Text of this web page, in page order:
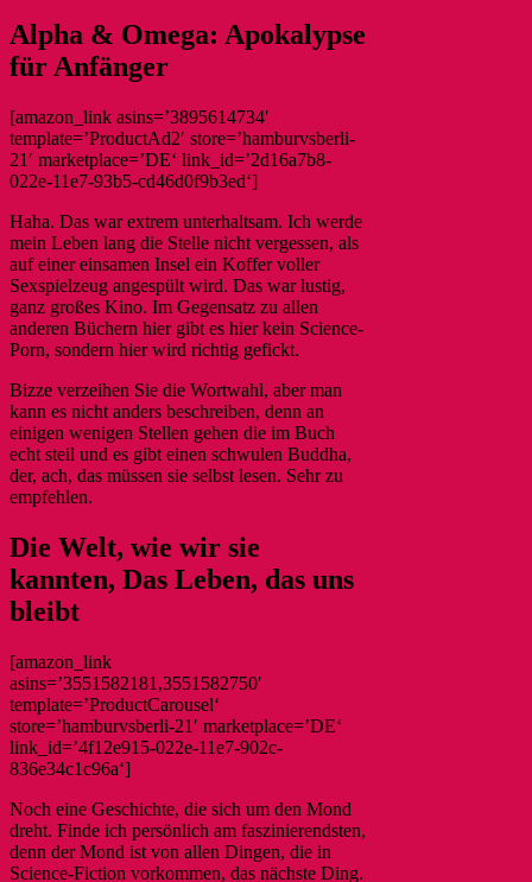
Alpha & Omega: Apokalypse
für Anfänger
[amazon_link asins=’3895614734′
template=’ProductAd2′ store=’hamburvsberli-
21′ marketplace=’DE‘ link_id=’2d16a7b8-
022e-11e7-93b5-cd46d0f9b3ed‘]
Haha. Das war extrem unterhaltsam. Ich werde
mein Leben lang die Stelle nicht vergessen, als
auf einer einsamen Insel ein Koffer voller
Sexspielzeug angespült wird. Das war lustig,
ganz großes Kino. Im Gegensatz zu allen
anderen Büchern hier gibt es hier kein Science-
Porn, sondern hier wird richtig gefickt.
Bizze verzeihen Sie die Wortwahl, aber man
kann es nicht anders beschreiben, denn an
einigen wenigen Stellen gehen die im Buch
echt steil und es gibt einen schwulen Buddha,
der, ach, das müssen sie selbst lesen. Sehr zu
empfehlen.
Die Welt, wie wir sie
kannten, Das Leben, das uns
bleibt
[amazon_link
asins=’3551582181,3551582750′
template=’ProductCarousel‘
store=’hamburvsberli-21′ marketplace=’DE‘
link_id=’4f12e915-022e-11e7-902c-
836e34c1c96a‘]
Noch eine Geschichte, die sich um den Mond
dreht. Finde ich persönlich am faszinierendsten,
denn der Mond ist von allen Dingen, die in
Science-Fiction vorkommen, das nächste Ding.